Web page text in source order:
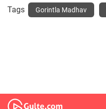
Tags Gorintla Madhav